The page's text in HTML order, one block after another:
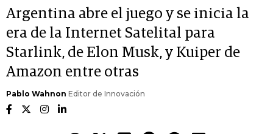
Argentina abre el juego y se inicia la
era de la Internet Satelital para
Starlink, de Elon Musk, y Kuiper de
Amazon entre otras
Pablo Wahnon Editor de Innovación